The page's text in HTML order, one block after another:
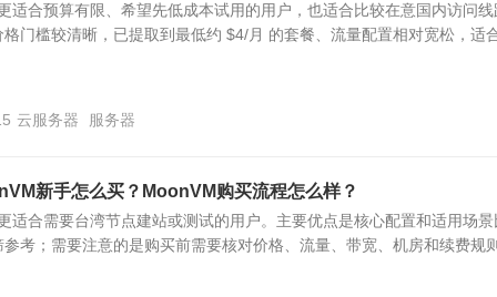
适合预算有限、希望先低成本试用的用户，也适合比较在意国内访问线
门槛较清晰，已提取到最低约 $4/月 的套餐、流量配置相对宽松，适合
云服务器 服务器
新手怎么买？MoonVM购买流程怎么样？
适合需要台湾节点建站或测试的用户。主要优点是核心配置和适用场景
考；需要注意的是购买前需要核对价格、流量、带宽、机房和续费规